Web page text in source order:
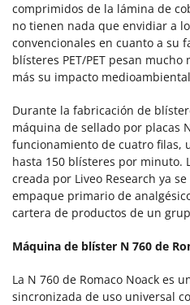
comprimidos de la lámina de
no tienen nada que envidiar a
convencionales en cuanto a su
blísteres PET/PET pesan
más su impacto
Durante la fabricación de
máquina de sellado por placas
funcionamiento de cuatro filas,
hasta 150 blísteres por minuto.
creada por Liveo Research ya
empaque primario de
cartera de productos de un
Máquina de blíster N 760 de
La N 760 de Romaco Noack es
sincronizada de uso universal